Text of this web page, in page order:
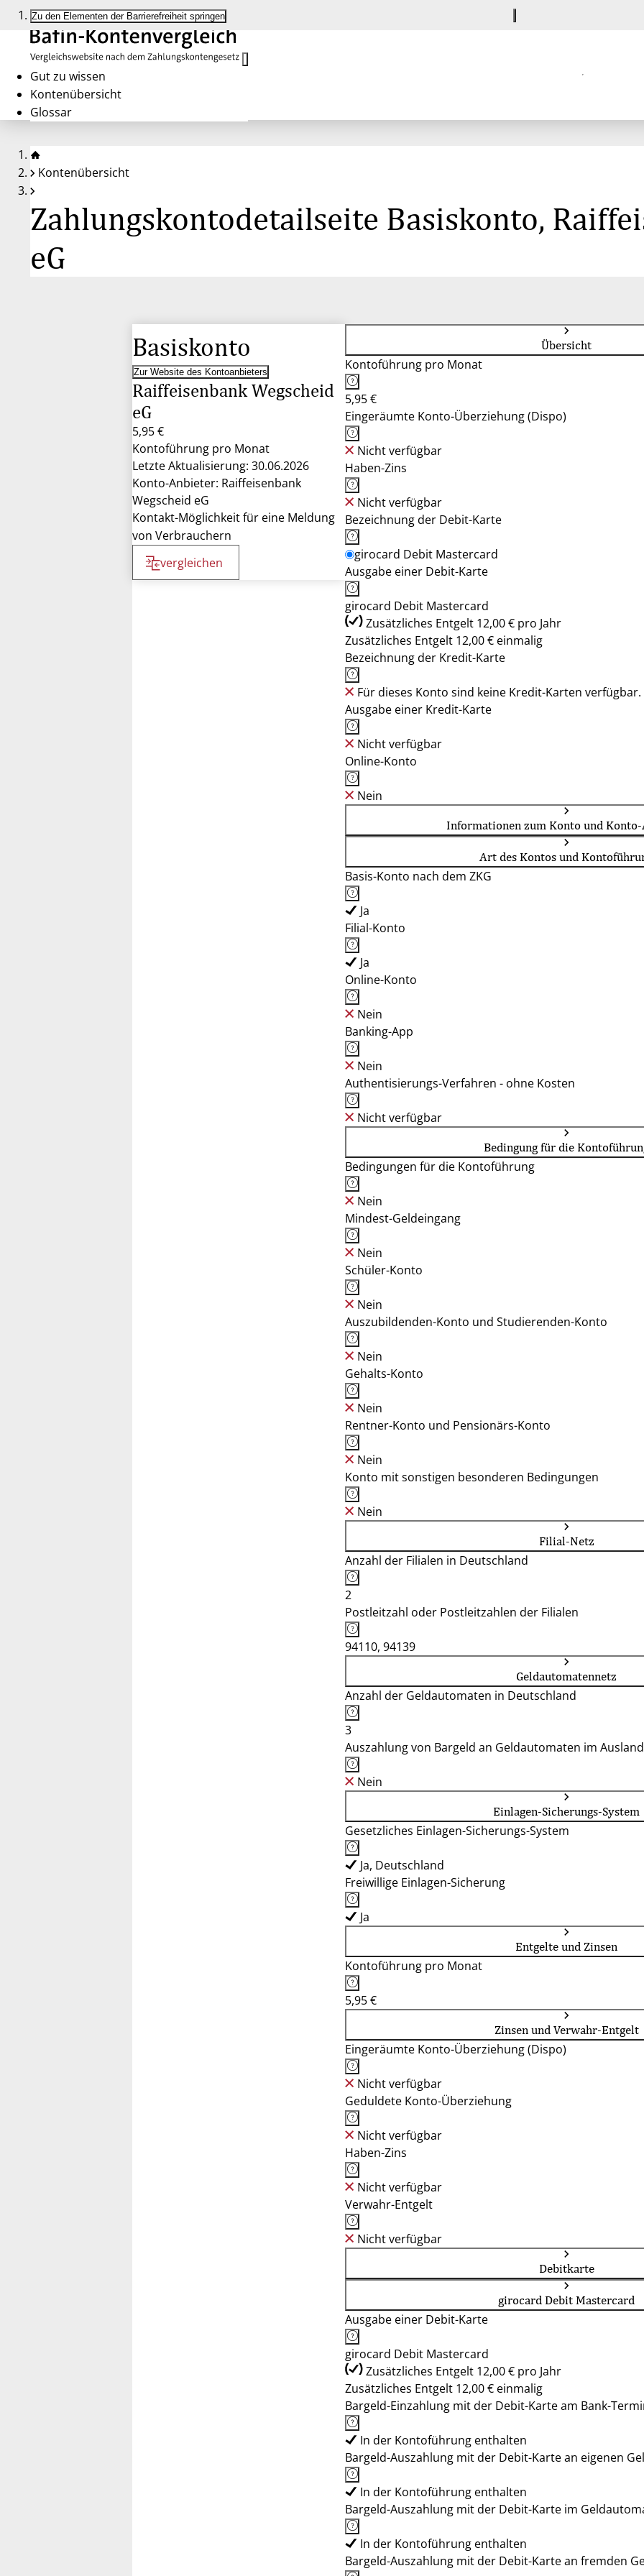
Zu den Elementen der Barrierefreiheit springen
Gut zu wissen
Kontenübersicht
Glossar
Kontenübersicht
Zahlungskontodetailseite Basiskonto,
eG
Basiskonto
Zur Website des Kontoanbieters
Raiffeisenbank Wegscheid
eG
5,95 €
Kontoführung pro Monat
Letzte Aktualisierung: 30.06.2026
Konto-Anbieter: Raiffeisenbank
Wegscheid eG
Kontakt-Möglichkeit für eine Meldung
von Verbrauchern
vergleichen
Übersicht
Kontoführung pro Monat
5,95 €
Eingeräumte Konto-Überziehung (Dispo)
Nicht verfügbar
Haben-Zins
Nicht verfügbar
Bezeichnung der Debit-Karte
girocard Debit Mastercard
Ausgabe einer Debit-Karte
girocard Debit Mastercard
Zusätzliches Entgelt 12,00 € pro Jahr
Zusätzliches Entgelt 12,00 € einmalig
Bezeichnung der Kredit-Karte
Für dieses Konto sind keine Kredit-Karten verfügbar.
Ausgabe einer Kredit-Karte
Nicht verfügbar
Online-Konto
Nein
Informationen zum Konto und
Art des Kontos und
Basis-Konto nach dem ZKG
Ja
Filial-Konto
Ja
Online-Konto
Nein
Banking-App
Nein
Authentisierungs-Verfahren - ohne Kosten
Nicht verfügbar
Bedingung für die
Bedingungen für die Kontoführung
Nein
Mindest-Geldeingang
Nein
Schüler-Konto
Nein
Auszubildenden-Konto und Studierenden-Konto
Nein
Gehalts-Konto
Nein
Rentner-Konto und Pensionärs-Konto
Nein
Konto mit sonstigen besonderen Bedingungen
Nein
Filial-Netz
Anzahl der Filialen in Deutschland
2
Postleitzahl oder Postleitzahlen der Filialen
94110, 94139
Geldautomatennetz
Anzahl der Geldautomaten in Deutschland
3
Auszahlung von Bargeld an Geldautomaten im
Nein
Einlagen-Sicherungs-System
Gesetzliches Einlagen-Sicherungs-System
Ja, Deutschland
Freiwillige Einlagen-Sicherung
Ja
Entgelte und Zinsen
Kontoführung pro Monat
5,95 €
Zinsen und Verwahr-Entgelt
Eingeräumte Konto-Überziehung (Dispo)
Nicht verfügbar
Geduldete Konto-Überziehung
Nicht verfügbar
Haben-Zins
Nicht verfügbar
Verwahr-Entgelt
Nicht verfügbar
Debitkarte
girocard Debit Mastercard
Ausgabe einer Debit-Karte
girocard Debit Mastercard
Zusätzliches Entgelt 12,00 € pro Jahr
Zusätzliches Entgelt 12,00 € einmalig
Bargeld-Einzahlung mit der Debit-Karte am Bank-
In der Kontoführung enthalten
Bargeld-Auszahlung mit der Debit-Karte an eigenen
In der Kontoführung enthalten
Bargeld-Auszahlung mit der Debit-Karte im
In der Kontoführung enthalten
Bargeld-Auszahlung mit der Debit-Karte an fremden